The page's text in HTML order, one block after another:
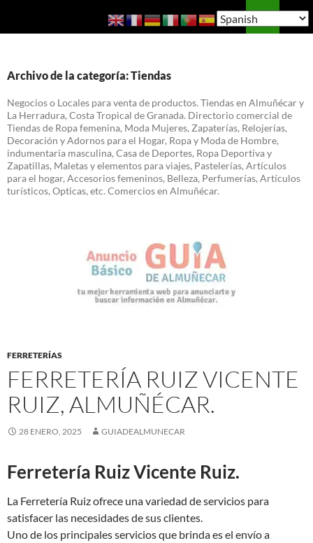
Guía de Almuñécar
Archivo de la categoría: Tiendas
Negocios o Locales para venta de productos. Tiendas en Almuñécar y
La Herradura, Costa Tropical de Granada. Directorio comercial de
Tiendas de Ropa femenina, Moda Mujeres, Zapaterías, Relojerías,
Decoración y Adornos para el Hogar, Ropa y Moda de Hombre,
indumentaria masculina, Casa de Deportes, Ropa Deportiva y
Zapatillas, Maletas y elementos para viajes, Pastelerías, Artículos
para el hogar, Accesorios femeninos, Belleza, Perfumerías, Artículos
turísticos, Opticas, etc. Comercios en Almuñécar.
FERRETERÍAS
FERRETERÍA RUIZ VICENTE
RUIZ, ALMUÑÉCAR.
28 ENERO, 2025 GUIADEALMUNECAR
Ferretería Ruiz Vicente Ruiz.
La Ferretería Ruiz ofrece una variedad de servicios para
satisfacer las necesidades de sus clientes.
Uno de los principales servicios que brinda es el envío a